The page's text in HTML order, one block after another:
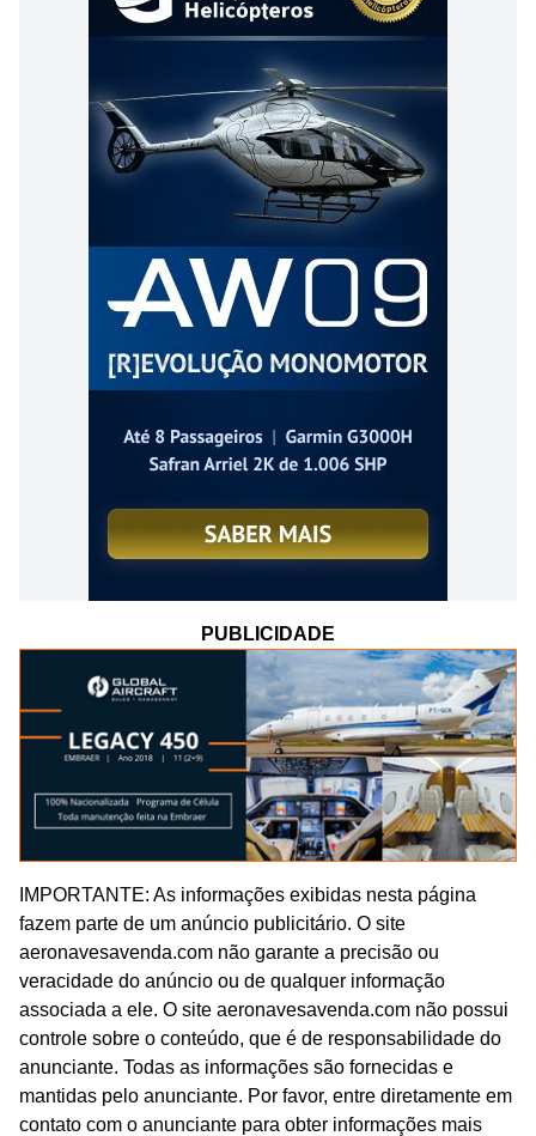
PUBLICIDADE
IMPORTANTE: As informações exibidas nesta página
fazem parte de um anúncio publicitário. O site
aeronavesavenda.com não garante a precisão ou
veracidade do anúncio ou de qualquer informação
associada a ele. O site aeronavesavenda.com não possui
controle sobre o conteúdo, que é de responsabilidade do
anunciante. Todas as informações são fornecidas e
mantidas pelo anunciante. Por favor, entre diretamente em
contato com o anunciante para obter informações mais